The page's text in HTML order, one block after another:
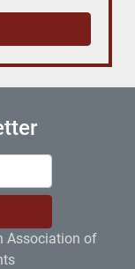
Association of